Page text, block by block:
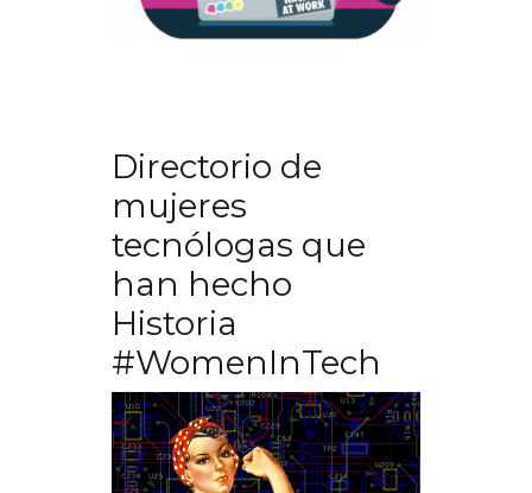
Directorio de
mujeres
tecnólogas que
han hecho
Historia
#WomenInTech